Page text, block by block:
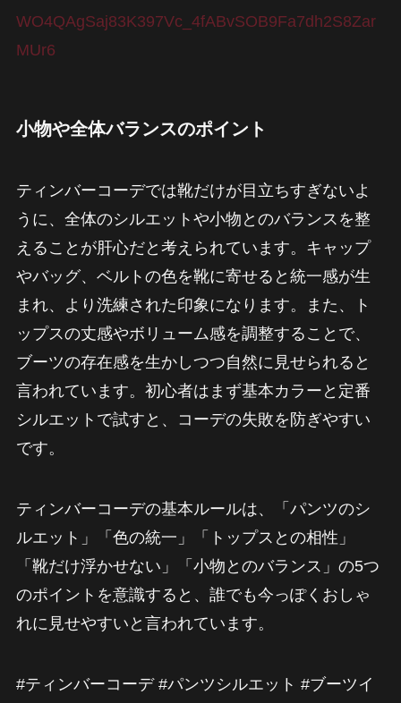
WO4QAgSaj83K397Vc_4fABvSOB9Fa7dh2S8Zar
MUr6
小物や全体バランスのポイント
ティンバーコーデでは靴だけが目立ちすぎないよ
うに、全体のシルエットや小物とのバランスを整
えることが肝心だと考えられています。キャップ
やバッグ、ベルトの色を靴に寄せると統一感が生
まれ、より洗練された印象になります。また、ト
ップスの丈感やボリューム感を調整することで、
ブーツの存在感を生かしつつ自然に見せられると
言われています。初心者はまず基本カラーと定番
シルエットで試すと、コーデの失敗を防ぎやすい
です。
ティンバーコーデの基本ルールは、「パンツのシ
ルエット」「色の統一」「トップスとの相性」
「靴だけ浮かせない」「小物とのバランス」の5つ
のポイントを意識すると、誰でも今っぽくおしゃ
れに見せやすいと言われています。
#ティンバーコーデ #パンツシルエット #ブーツイ